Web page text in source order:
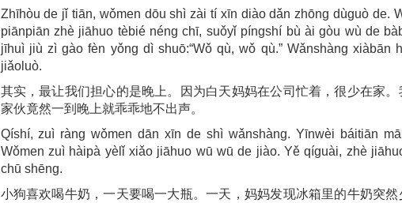
Zhīhòu de jǐ tiān, wǒmen dōu shì zài tí xīn diào dǎn zhōng dùguò de.
piānpiān zhè jiāhuo tèbié néng chī, suǒyǐ píngshí bù ài gòu wù de
jīhuì jiù zì gào fèn yǒng dì shuō:“Wǒ qù, wǒ qù.” Wǎnshàng
jiǎoluò.
其实，最让我们担心的是晚上。因为白天妈妈在公司忙着，很少在家
家伙竟然一到晚上就乖乖地不出声。
Qíshí, zuì ràng wǒmen dān xīn de shì wǎnshàng. Yīnwèi báitiān
Wǒmen zuì hàipà yèlǐ xiǎo jiāhuo wū wū de jiào. Yě qíguài, zhè
chū shēng.
小狗喜欢喝牛奶，一天要喝一大瓶。一天，妈妈发现冰箱里的牛奶突